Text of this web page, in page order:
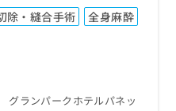
除・縫合手術
全身麻酔
ランパークホテルパネッ